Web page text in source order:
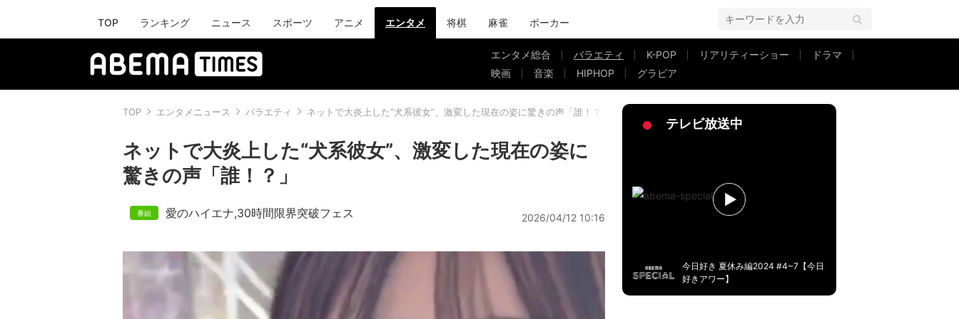
TOP ランキング ニュース スポーツ アニメ エンタメ 将棋 麻雀 ポーカー
エンタメ総合 バラエティ K-POP リアリティーショー
ドラマ
映画
音楽 HIPHOP グラビア
TOP エンタメニュース バラエティ ネットで大炎上した“犬系彼女”、激変した現在の姿に驚きの声「誰！？」
ネットで大炎上した“犬系彼女”、激変した現在の姿に
驚きの声「誰！？」
愛のハイエナ,30時間限界突破フェス 2026/04/12 10:16
テレビ放送中
今日好き 夏休み編2024 #4~7【今日
好きアワー】